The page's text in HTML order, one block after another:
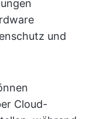
und
Cloud-